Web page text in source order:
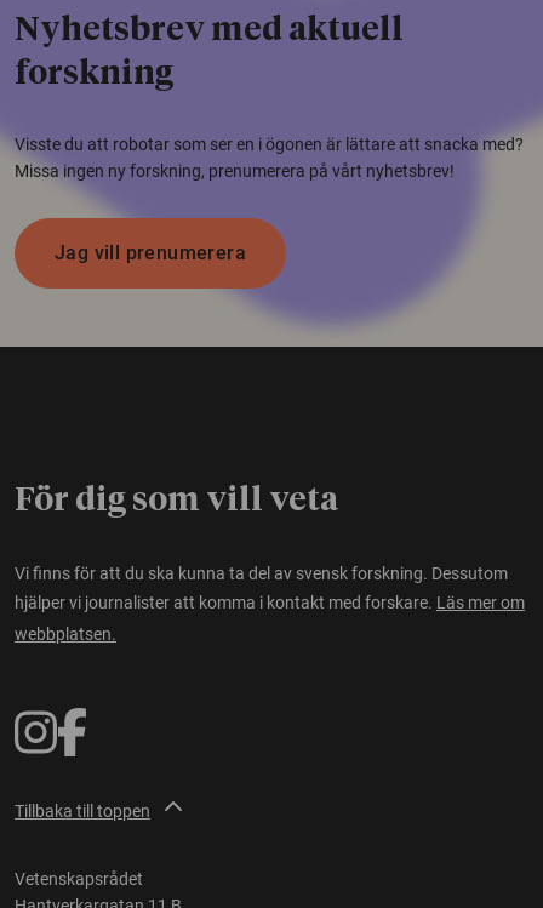
Nyhetsbrev med aktuell
forskning
Visste du att robotar som ser en i ögonen är lättare att snacka med?
Missa ingen ny forskning, prenumerera på vårt nyhetsbrev!
Jag vill prenumerera
För dig som vill veta
Vi finns för att du ska kunna ta del av svensk forskning. Dessutom
hjälper vi journalister att komma i kontakt med forskare. Läs mer om
webbplatsen.
Tillbaka till toppen
Vetenskapsrådet